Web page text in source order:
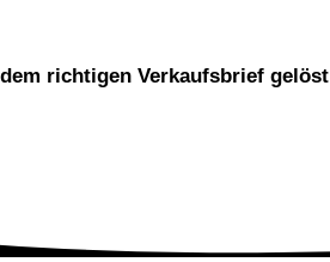
richtigen Verkaufsbrief